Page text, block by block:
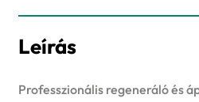
Leírás
Professzionális regeneráló és